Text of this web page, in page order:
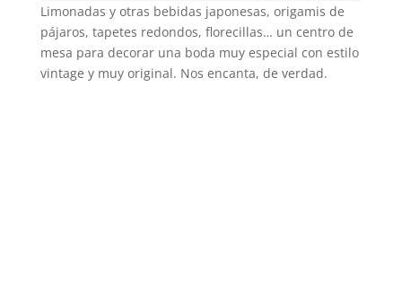
Limonadas y otras bebidas japonesas, origamis de
pájaros, tapetes redondos, florecillas… un centro de
mesa para decorar una boda muy especial con estilo
vintage y muy original. Nos encanta, de verdad.